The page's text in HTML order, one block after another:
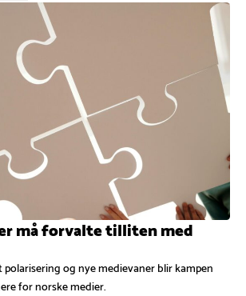
må forvalte tilliten med
og nye medievaner blir kampen
for norske medier.